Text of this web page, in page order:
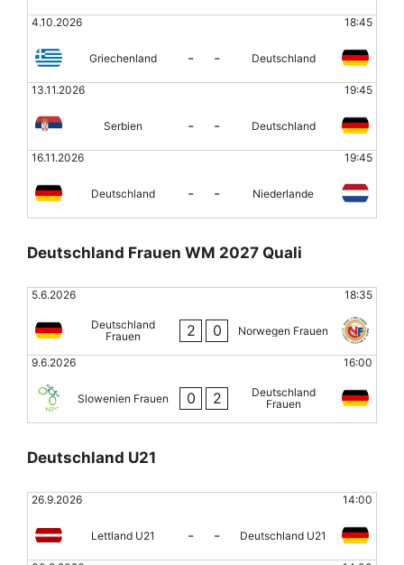
4.10.2026 18:45
Griechenland - - Deutschland
13.11.2026 19:45
Serbien - - Deutschland
16.11.2026 19:45
Deutschland - - Niederlande
Deutschland Frauen WM 2027 Quali
5.6.2026 18:35
Deutschland
Frauen
2 0 Norwegen Frauen
9.6.2026 16:00
Slowenien Frauen 0 2
Deutschland
Frauen
Deutschland U21
26.9.2026 14:00
Lettland U21 - - Deutschland U21